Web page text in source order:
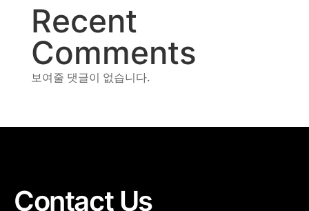
Recent
Comments
보여줄 댓글이 없습니다.
Contact Us